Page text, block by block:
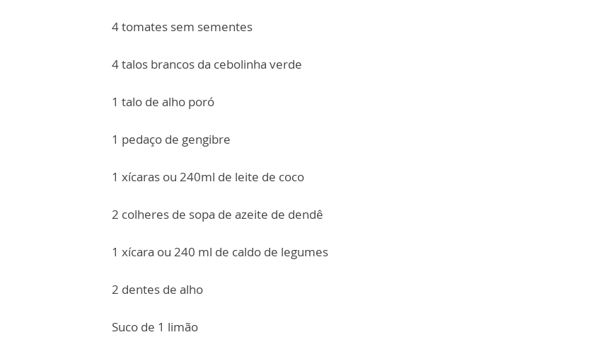
4 tomates sem sementes
4 talos brancos da cebolinha verde
1 talo de alho poró
1 pedaço de gengibre
1 xícaras ou 240ml de leite de coco
2 colheres de sopa de azeite de dendê
1 xícara ou 240 ml de caldo de legumes
2 dentes de alho
Suco de 1 limão